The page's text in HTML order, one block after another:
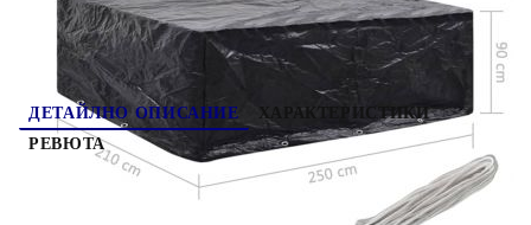
ДЕТАЙЛНО ОПИСАНИЕ
ХАРАКТЕРИСТИКИ
РЕВЮТА
Това висококачествено полиетиленово покритие
е подходящо за защита на вашия комплект